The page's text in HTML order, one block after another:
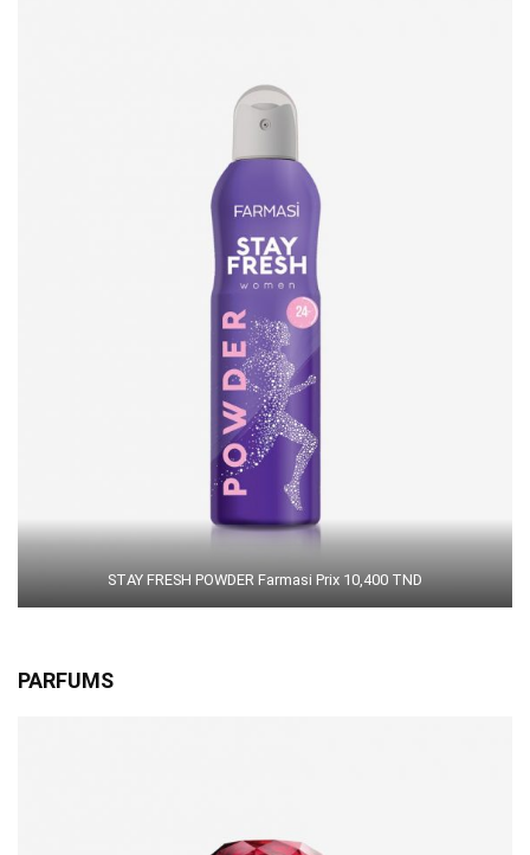
STAY FRESH POWDER Farmasi Prix 10,400 TND
PARFUMS